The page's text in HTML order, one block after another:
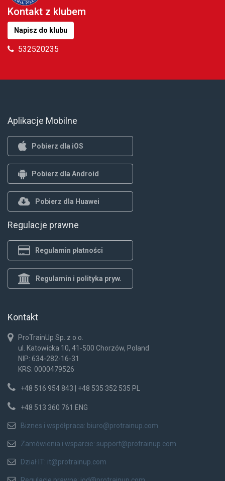
Kontakt z klubem
Napisz do klubu
532520235
Aplikacje Mobilne
Pobierz dla iOS
Pobierz dla Android
Pobierz dla Huawei
Regulacje prawne
Regulamin płatności
Regulamin i polityka pryw.
Kontakt
ProTrainUp Sp. z o.o.
ul. Katowicka 10, 41-500 Chorzów, Poland
NIP: 634-282-16-31
KRS: 0000479526
+48 516 954 843 | +48 535 352 535 PL
+48 513 360 761 ENG
Biznes i współpraca: biuro@protrainup.com
Zamówienia i wsparcie: support@protrainup.com
Dział IT: it@protrainup.com